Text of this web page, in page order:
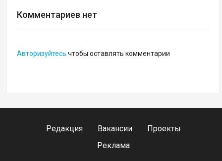
Комментариев нет
Авторизуйтесь чтобы оставлять комментарии
Редакция Вакансии
Проекты
Реклама